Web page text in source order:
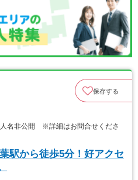
保存する
名非公開 ※詳細はお問合せくださ
駅から徒歩5分！好アクセ